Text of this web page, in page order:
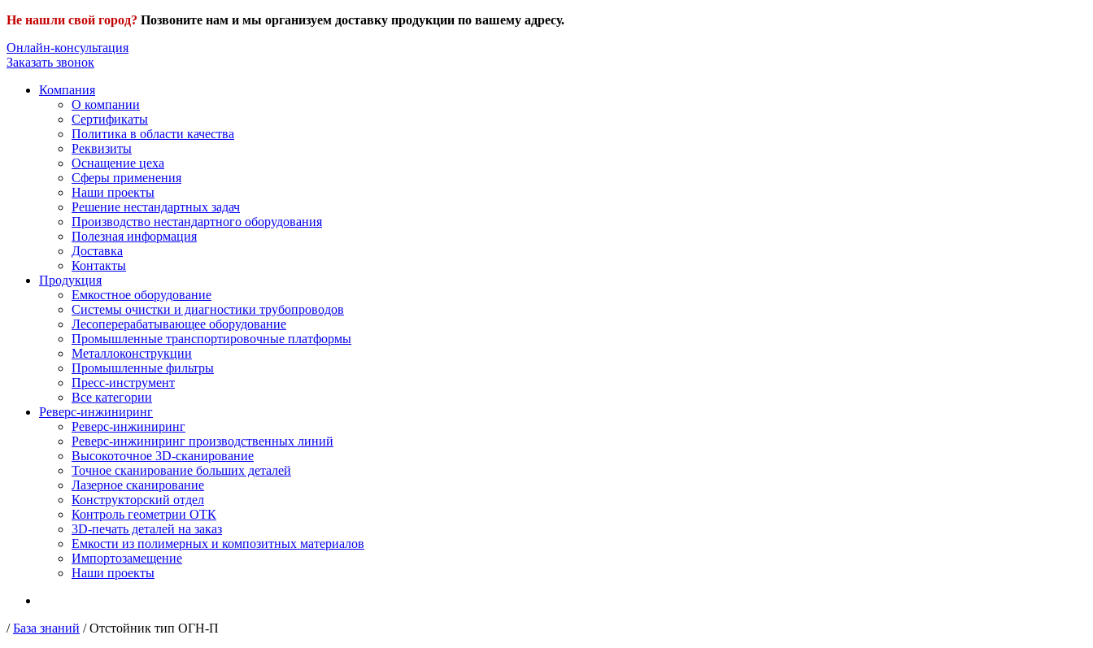
Не нашли свой город? Позвоните нам и мы организуем доставку продукции по вашему адресу.
Онлайн-консультация
Заказать звонок
Компания
О компании
Сертификаты
Политика в области качества
Реквизиты
Оснащение цеха
Сферы применения
Наши проекты
Решение нестандартных задач
Производство нестандартного оборудования
Полезная информация
Доставка
Контакты
Продукция
Емкостное оборудование
Системы очистки и диагностики трубопроводов
Лесоперерабатывающее оборудование
Промышленные транспортировочные платформы
Металлоконструкции
Промышленные фильтры
Пресс-инструмент
Все категории
Реверс-инжиниринг
Реверс-инжиниринг
Реверс-инжиниринг производственных линий
Высокоточное 3D-сканирование
Точное сканирование больших деталей
Лазерное сканирование
Конструкторский отдел
Контроль геометрии ОТК
3D-печать деталей на заказ
Емкости из полимерных и композитных материалов
Импортозамещение
Наши проекты
/База знаний /Отстойник тип ОГН-П